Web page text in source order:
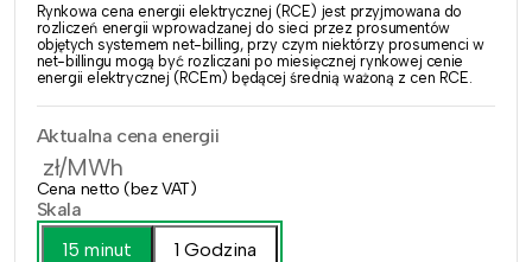
Rynkowa cena energii elektrycznej (RCE) jest przyjmowana do
rozliczeń energii wprowadzanej do sieci przez prosumentów
objętych systemem net-billing, przy czym niektórzy prosumenci w
net-billingu mogą być rozliczani po miesięcznej rynkowej cenie
energii elektrycznej (RCEm) będącej średnią ważoną z cen RCE.
Aktualna cena energii
zł/MWh
Cena netto (bez VAT)
Skala
15 minut
1 Godzina